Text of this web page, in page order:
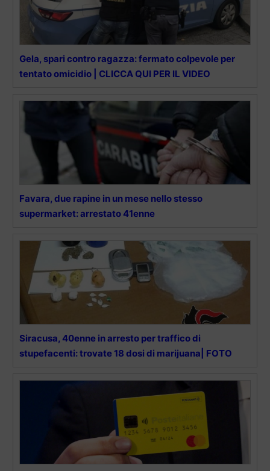
Gela, spari contro ragazza: fermato colpevole per
tentato omicidio | CLICCA QUI PER IL VIDEO
Favara, due rapine in un mese nello stesso
supermarket: arrestato 41enne
Siracusa, 40enne in arresto per traffico di
stupefacenti: trovate 18 dosi di marijuana| FOTO